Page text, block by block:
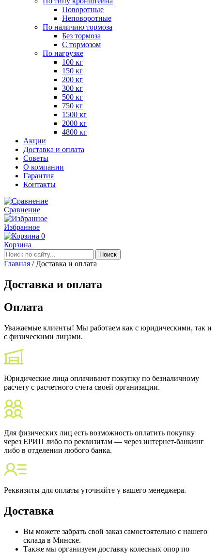
Поворотные
Неповоротные
По наличию тормоза
Без тормоза
С тормозом
По нагрузке
100 кг
150 кг
200 кг
300 кг
500 кг
750 кг
1500 кг
2000 кг
4800 кг
Акции
Доставка и оплата
Советы
О компании
Гарантия
Контакты
Сравнение
Избранное
0
Корзина
Главная / Доставка и оплата
Доставка и оплата
Оплата
Уважаемые клиенты! Мы работаем как с юридическими, так и
с физическими лицами.
Юридические лица оплачивают покупку по безналичному
расчету с расчетного счета своей организации.
Для физических лиц есть возможность оплатить покупку
через ЕРИП либо по реквизитам — через интернет-банкинг
либо в отделении любого банка.
Реквизиты для оплаты уточняйте у вашего менеджера.
Доставка
Вы можете забрать свой заказ самостоятельно с нашего
склада в Минске.
Также мы организуем доставку колесных опор по